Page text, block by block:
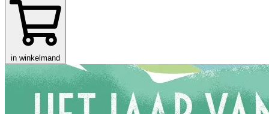
in winkelmand